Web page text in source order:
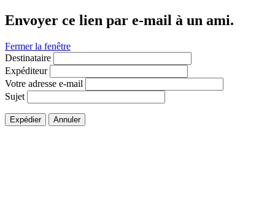
Envoyer ce lien par e-mail à un ami.
Fermer la fenêtre
Destinataire
Expéditeur
Votre adresse e-mail
Sujet
Expédier Annuler